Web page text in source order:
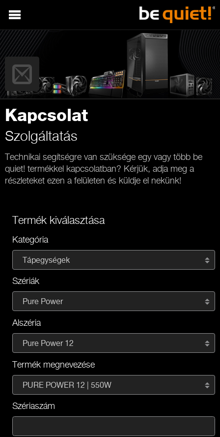
Kapcsolat
Szolgáltatás
Technikai segítségre van szüksége egy vagy több be
quiet! termékkel kapcsolatban? Kérjük, adja meg a
részleteket ezen a felületen és küldje el nekünk!
Termék kiválasztása
Kategória
Tápegységek
Szériák
Pure Power
Alszéria
Pure Power 12
Termék megnevezése
PURE POWER 12 | 550W
Szériaszám